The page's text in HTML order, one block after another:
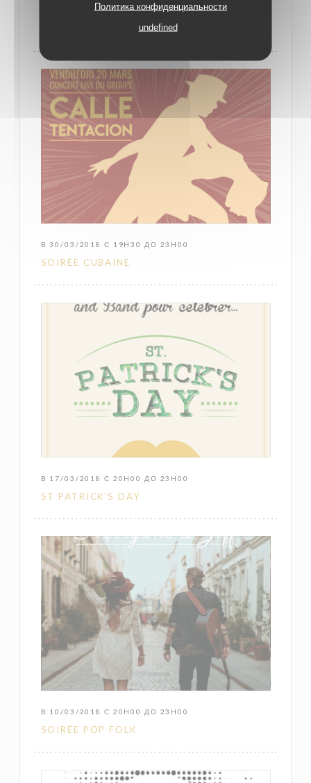
Политика конфиденциальности
undefined
ПОДРОБНЕЕ((ОТКРЫВАЕТСЯ В НОВОМ ОКНЕ))
В 30/03/2018 С 19H30 ДО 23H00
SOIRÉE CUBAINE
В 17/03/2018 С 20H00 ДО 23H00
ST PATRICK'S DAY
В 10/03/2018 С 20H00 ДО 23H00
SOIRÉE POP FOLK